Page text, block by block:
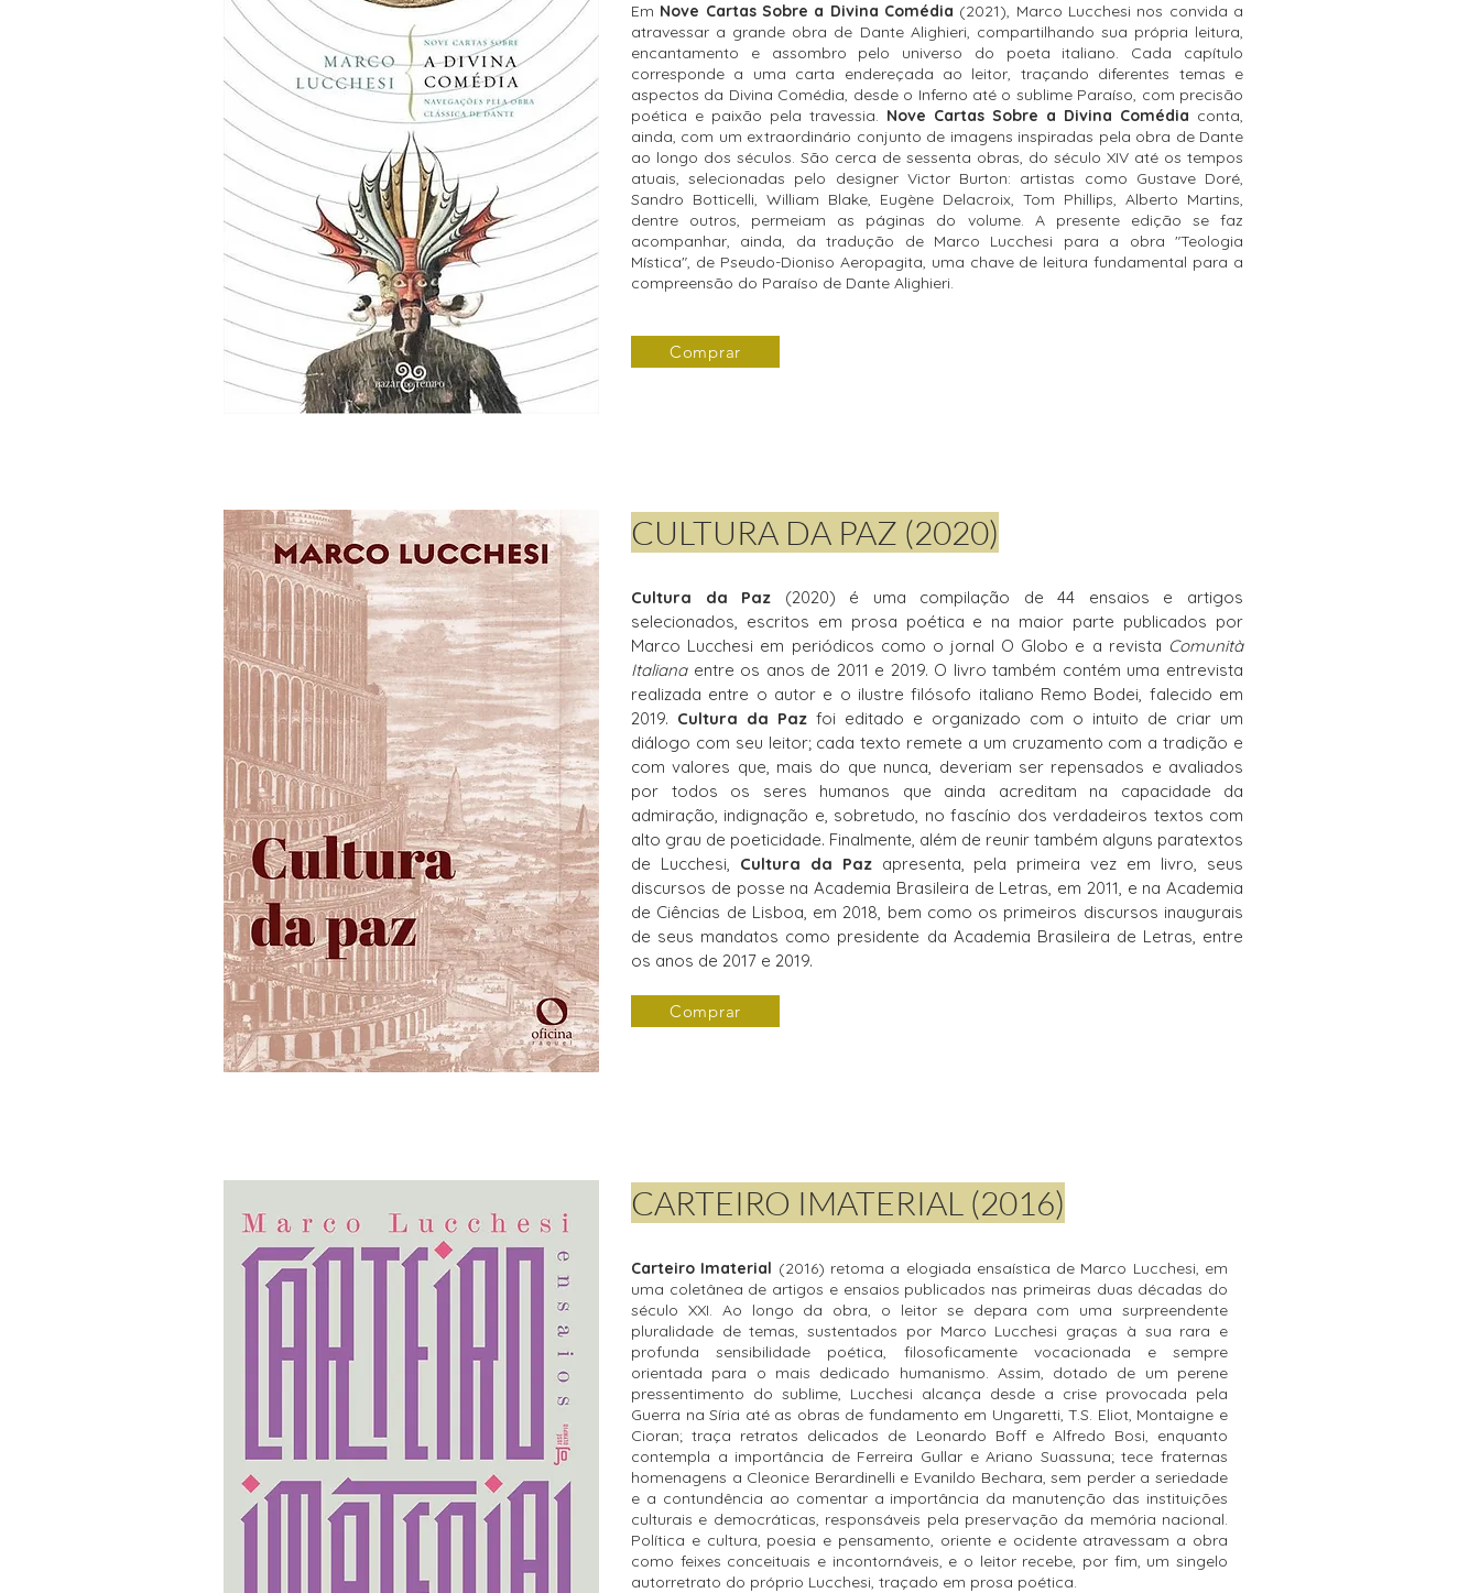
Em Nove Cartas Sobre a Divina Comédia (2021), Marco Lucchesi nos convida a
atravessar a grande obra de Dante Alighieri, compartilhando sua própria leitura,
encantamento e assombro pelo universo do poeta italiano. Cada capítulo
corresponde a uma carta endereçada ao leitor, traçando diferentes temas e
aspectos da Divina Comédia, desde o Inferno até o sublime Paraíso, com precisão
poética e paixão pela travessia. Nove Cartas Sobre a Divina Comédia conta,
ainda, com um extraordinário conjunto de imagens inspiradas pela obra de Dante
ao longo dos séculos. São cerca de sessenta obras, do século XIV até os tempos
atuais, selecionadas pelo designer Victor Burton: artistas como Gustave Doré,
Sandro Botticelli, William Blake, Eugène Delacroix, Tom Phillips, Alberto Martins,
dentre outros, permeiam as páginas do volume. A presente edição se faz
acompanhar, ainda, da tradução de Marco Lucchesi para a obra "Teologia
Mística", de Pseudo-Dioniso Aeropagita, uma chave de leitura fundamental para a
compreensão do Paraíso de Dante Alighieri.
Comprar
Comprar
Cultura da Paz (2020) é uma compilação de 44 ensaios e artigos
selecionados, escritos em prosa poética e na maior parte publicados por
Marco Lucchesi em periódicos como o jornal O Globo e a revista Comunità
Italianaentre os anos de 2011 e 2019. O livro também contém uma entrevista
realizada entre o autor e o ilustre filósofo italiano Remo Bodei, falecido em
2019. Cultura da Paz foi editado e organizado com o intuito de criar um
diálogo com seu leitor; cada texto remete a um cruzamento com a tradição e
com valores que, mais do que nunca, deveriam ser repensados e avaliados
por todos os seres humanos que ainda acreditam na capacidade da
admiração, indignação e, sobretudo, no fascínio dos verdadeiros textos com
alto grau de poeticidade. Finalmente, além de reunir também alguns paratextos
de Lucchesi, Cultura da Pazapresenta, pela primeira vez em livro, seus
discursos de posse na Academia Brasileira de Letras, em 2011, e na Academia
de Ciências de Lisboa, em 2018, bem como os primeiros discursos inaugurais
de seus mandatos como presidente da Academia Brasileira de Letras, entre
os anos de 2017 e 2019.
CULTURA DA PAZ (2020)
CARTEIRO IMATERIAL (2016)
Carteiro Imaterial (2016) retoma a elogiada ensaística de Marco Lucchesi, em
uma coletânea de artigos e ensaios publicados nas primeiras duas décadas do
século XXI. Ao longo da obra, o leitor se depara com uma surpreendente
pluralidade de temas, sustentados por Marco Lucchesi graças à sua rara e
profunda sensibilidade poética, filosoficamente vocacionada e sempre
orientada para o mais dedicado humanismo. Assim, dotado de um perene
pressentimento do sublime, Lucchesi alcança desde a crise provocada pela
Guerra na Síria até as obras de fundamento em Ungaretti, T.S. Eliot, Montaigne e
Cioran; traça retratos delicados de Leonardo Boff e Alfredo Bosi, enquanto
contempla a importância de Ferreira Gullar e Ariano Suassuna; tece fraternas
homenagens a Cleonice Berardinelli e Evanildo Bechara, sem perder a seriedade
e a contundência ao comentar a importância da manutenção das instituições
culturais e democráticas, responsáveis pela preservação da memória nacional.
Política e cultura, poesia e pensamento, oriente e ocidente atravessam a obra
como feixes conceituais e incontornáveis, e o leitor recebe, por fim, um singelo
autorretrato do próprio Lucchesi, traçado em prosa poética.